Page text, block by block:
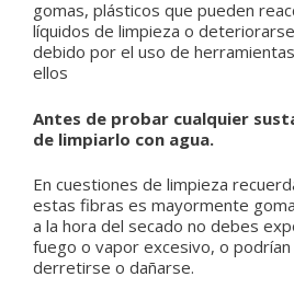
gomas, plásticos que pueden
líquidos de limpieza o
debido por el uso de
ellos
Antes de probar cualquier
de limpiarlo con agua.
En cuestiones de limpieza
estas fibras es mayormente
a la hora del secado no debes
fuego o vapor excesivo, o
derretirse o dañarse.